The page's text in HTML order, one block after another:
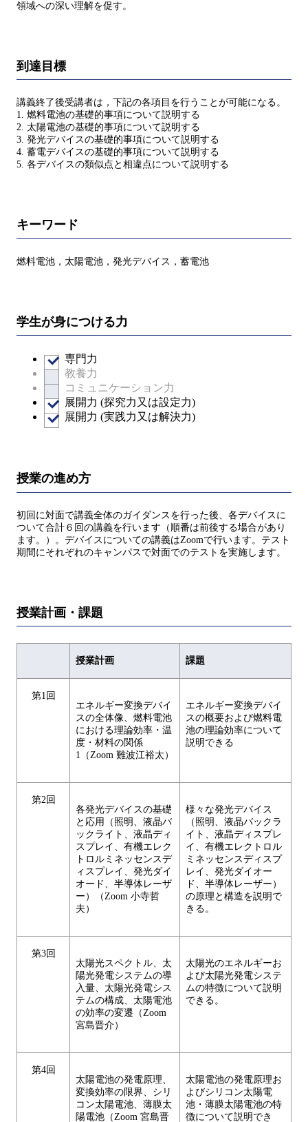
領域への深い理解を促す。
到達目標
講義終了後受講者は，下記の各項目を行うことが可能になる。
1. 燃料電池の基礎的事項について説明する
2. 太陽電池の基礎的事項について説明する
3. 発光デバイスの基礎的事項について説明する
4. 蓄電デバイスの基礎的事項について説明する
5. 各デバイスの類似点と相違点について説明する
キーワード
燃料電池，太陽電池，発光デバイス，蓄電池
学生が身につける力
専門力
教養力
コミュニケーション力
展開力 (探究力又は設定力)
展開力 (実践力又は解決力)
授業の進め方
初回に対面で講義全体のガイダンスを行った後、各デバイスに
ついて合計６回の講義を行います（順番は前後する場合があり
ます。）。デバイスについての講義はZoomで行います。テスト
期間にそれぞれのキャンパスで対面でのテストを実施します。
授業計画・課題
授業計画 課題
第1回
エネルギー変換デバイ
スの全体像、燃料電池
における理論効率・温
度・材料の関係
1（Zoom 難波江裕太）
エネルギー変換デバイ
スの概要および燃料電
池の理論効率について
説明できる
第2回
各発光デバイスの基礎
と応用（照明、液晶バ
ックライト、液晶ディ
スプレイ、有機エレク
トロルミネッセンスデ
ィスプレイ、発光ダイ
オード、半導体レーザ
ー）（Zoom 小寺哲
夫）
様々な発光デバイス
（照明、液晶バックラ
イト、液晶ディスプレ
イ、有機エレクトロル
ミネッセンスディスプ
レイ、発光ダイオー
ド、半導体レーザー）
の原理と構造を説明で
きる。
第3回
太陽光スペクトル、太
陽光発電システムの導
入量、太陽光発電シス
テムの構成、太陽電池
の効率の変遷（Zoom
宮島晋介）
太陽光のエネルギーお
よび太陽光発電システ
ムの特徴について説明
できる。
第4回
太陽電池の発電原理、
変換効率の限界、シリ
コン太陽電池、薄膜太
陽電池（Zoom 宮島晋
太陽電池の発電原理お
よびシリコン太陽電
池・薄膜太陽電池の特
徴について説明でき